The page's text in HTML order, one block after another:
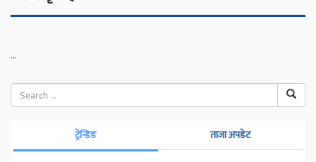
...
ट्रेन्डिङ ताजा अपडेट